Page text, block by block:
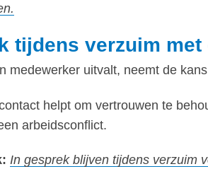
tijdens verzuim
medewerker uitvalt, neemt de
helpt om vertrouwen te
arbeidsconflict.
In gesprek blijven tijdens verzuim